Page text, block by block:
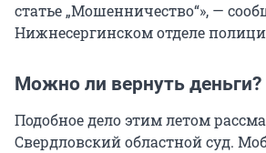
статье „Мошенничество“», —
Нижнесергинском отделе
Можно ли вернуть деньги?
Подобное дело этим летом
Свердловский областной суд.